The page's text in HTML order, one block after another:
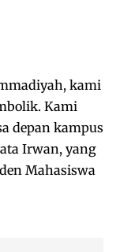
kami
Kami
depan kampus
Irwan, yang
Mahasiswa